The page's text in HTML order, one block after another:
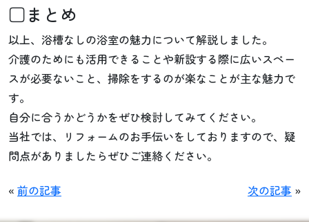
□まとめ
以上、浴槽なしの浴室の魅力について解説しました。
介護のためにも活用できることや新設する際に広いスペー
スが必要ないこと、掃除をするのが楽なことが主な魅力で
す。
自分に合うかどうかをぜひ検討してみてください。
当社では、リフォームのお手伝いをしておりますので、疑
問点がありましたらぜひご連絡ください。
« 前の記事 次の記事 »